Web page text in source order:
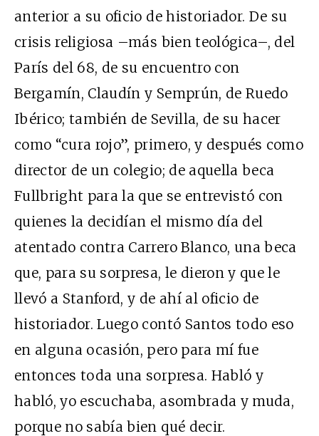
anterior a su oficio de historiador. De su
crisis religiosa –más bien teológica–, del
París del 68, de su encuentro con
Bergamín, Claudín y Semprún, de Ruedo
Ibérico; también de Sevilla, de su hacer
como “cura rojo”, primero, y después como
director de un colegio; de aquella beca
Fullbright para la que se entrevistó con
quienes la decidían el mismo día del
atentado contra Carrero Blanco, una beca
que, para su sorpresa, le dieron y que le
llevó a Stanford, y de ahí al oficio de
historiador. Luego contó Santos todo eso
en alguna ocasión, pero para mí fue
entonces toda una sorpresa. Habló y
habló, yo escuchaba, asombrada y muda,
porque no sabía bien qué decir.